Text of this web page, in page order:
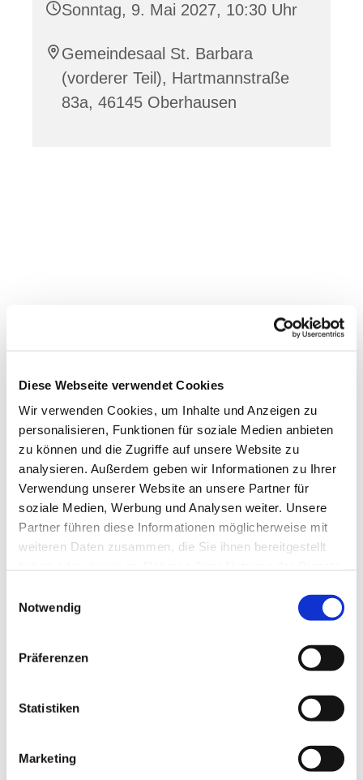
Diese Webseite verwendet Cookies
Wir verwenden Cookies, um Inhalte und Anzeigen zu
personalisieren, Funktionen für soziale Medien anbieten
zu können und die Zugriffe auf unsere Website zu
analysieren. Außerdem geben wir Informationen zu Ihrer
Verwendung unserer Website an unsere Partner für
soziale Medien, Werbung und Analysen weiter. Unsere
Partner führen diese Informationen möglicherweise mit
weiteren Daten zusammen, die Sie ihnen bereitgestellt
Notwendig
Präferenzen
Statistiken
Marketing
Sonntag, 9. Mai 2027, 10:30 Uhr
Gemeindesaal St. Barbara
(vorderer Teil), Hartmannstraße
83a, 46145 Oberhausen
Dies könnte Sie auch
interessieren